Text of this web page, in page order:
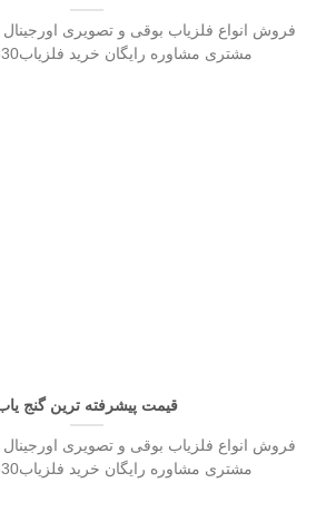
فروش انواع فلزیاب بوقی و تصویری
مشتری مشاوره رایگان خرید فلزیاب09102191330
قیمت پیشرفته ترین گنج
فروش انواع فلزیاب بوقی و تصویری
مشتری مشاوره رایگان خرید فلزیاب09102191330